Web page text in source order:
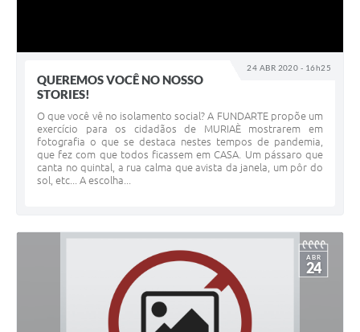
24 ABR 2020 - 16h25
QUEREMOS VOCÊ NO NOSSO
STORIES!
O que você vê no isolamento social? A FUNDARTE propõe um
exercício para os cidadãos de MURIAÈ mostrarem em
fotografia o que se destaca nestes tempos de pandemia,
que fez com que todos ficassem em CASA. Um pássaro que
canta no quintal, a rua calma que avista da janela, um pôr do
sol, etc... A escolha...
ABR
24